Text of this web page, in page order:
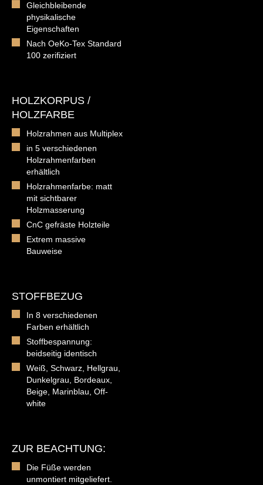
Gleichbleibende
physikalische
Eigenschaften
Nach OeKo-Tex Standard
100 zerifiziert
HOLZKORPUS /
HOLZFARBE
Holzrahmen aus Multiplex
in 5 verschiedenen
Holzrahmenfarben
erhältlich
Holzrahmenfarbe: matt
mit sichtbarer
Holzmasserung
CnC gefräste Holzteile
Extrem massive
Bauweise
STOFFBEZUG
In 8 verschiedenen
Farben erhältlich
Stoffbespannung:
beidseitig identisch
Weiß, Schwarz, Hellgrau,
Dunkelgrau, Bordeaux,
Beige, Marinblau, Off-
white
ZUR BEACHTUNG:
Die Füße werden
unmontiert mitgeliefert.